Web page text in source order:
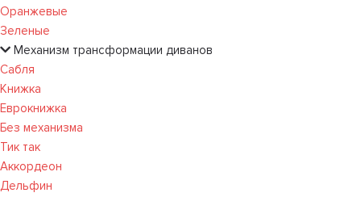
Оранжевые
Зеленые
Механизм трансформации диванов
Сабля
Книжка
Еврокнижка
Без механизма
Тик так
Аккордеон
Дельфин